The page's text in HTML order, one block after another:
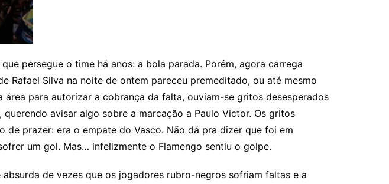
persegue o time há anos: a bola parada. Porém, agora carrega
Rafael Silva na noite de ontem pareceu premeditado, ou até mesmo
para autorizar a cobrança da falta, ouviam-se gritos desesperados
avisar algo sobre a marcação a Paulo Victor. Os gritos
prazer: era o empate do Vasco. Não dá pra dizer que foi em
um gol. Mas… infelizmente o Flamengo sentiu o golpe.
de vezes que os jogadores rubro-negros sofriam faltas e a